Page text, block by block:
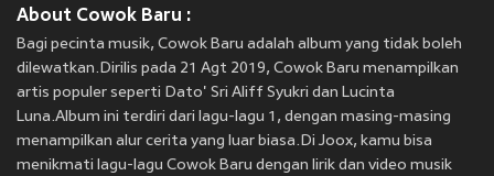
About Cowok Baru :
Bagi pecinta musik, Cowok Baru adalah album yang tidak boleh
dilewatkan.Dirilis pada 21 Agt 2019, Cowok Baru menampilkan
artis populer seperti Dato' Sri Aliff Syukri dan Lucinta
Luna.Album ini terdiri dari lagu-lagu 1, dengan masing-masing
menampilkan alur cerita yang luar biasa.Di Joox, kamu bisa
menikmati lagu-lagu Cowok Baru dengan lirik dan video musik